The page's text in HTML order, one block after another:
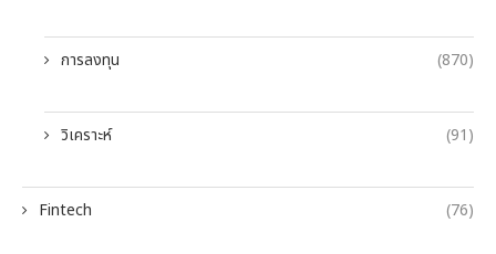
การลงทุน (870)
วิเคราะห์ (91)
Fintech (76)